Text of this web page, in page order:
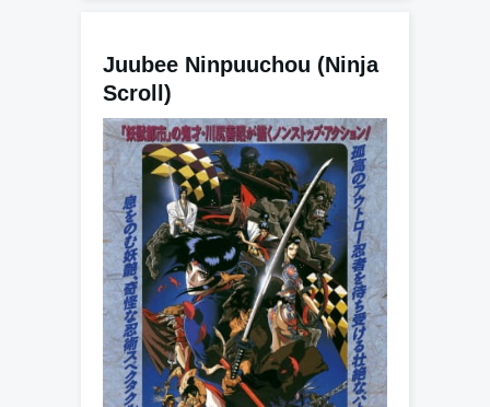
Juubee Ninpuuchou (Ninja
Scroll)